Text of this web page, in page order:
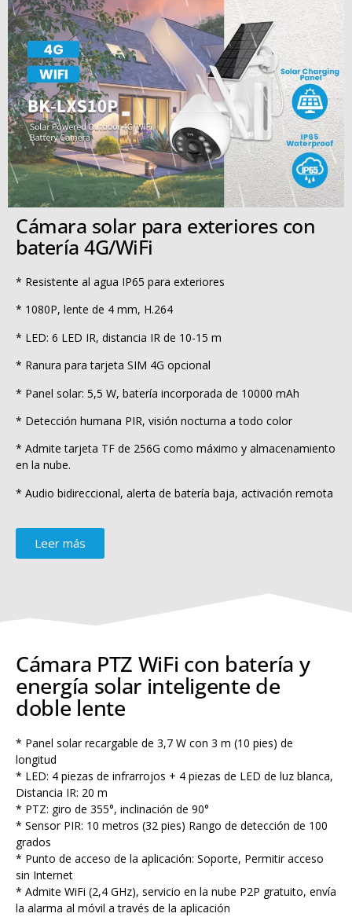
Cámara solar para exteriores con
batería 4G/WiFi
* Resistente al agua IP65 para exteriores
* 1080P, lente de 4 mm, H.264
* LED: 6 LED IR, distancia IR de 10-15 m
* Ranura para tarjeta SIM 4G opcional
* Panel solar: 5,5 W, batería incorporada de 10000 mAh
* Detección humana PIR, visión nocturna a todo color
* Admite tarjeta TF de 256G como máximo y almacenamiento
en la nube.
* Audio bidireccional, alerta de batería baja, activación remota
Leer más
Cámara PTZ WiFi con batería y
energía solar inteligente de
doble lente
* Panel solar recargable de 3,7 W con 3 m (10 pies) de
longitud
* LED: 4 piezas de infrarrojos + 4 piezas de LED de luz blanca,
Distancia IR: 20 m
* PTZ: giro de 355°, inclinación de 90°
* Sensor PIR: 10 metros (32 pies) Rango de detección de 100
grados
* Punto de acceso de la aplicación: Soporte, Permitir acceso
sin Internet
* Admite WiFi (2,4 GHz), servicio en la nube P2P gratuito, envía
la alarma al móvil a través de la aplicación